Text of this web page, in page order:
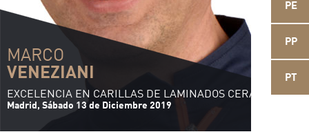
PE
PP
PT
MARCO
VENEZIANI
EXCELENCIA EN CARILLAS DE LAMINADOS CERÁMICOS
Madrid, Sábado 13 de Diciembre 2019